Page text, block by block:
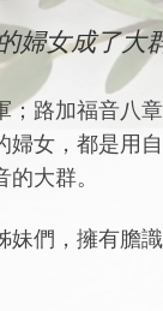
婦女成了大
路加福音八
女，都是用
大群。
們，擁有膽